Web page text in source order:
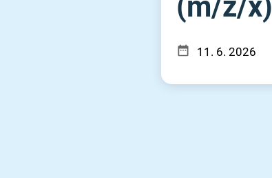
11. 6. 2026